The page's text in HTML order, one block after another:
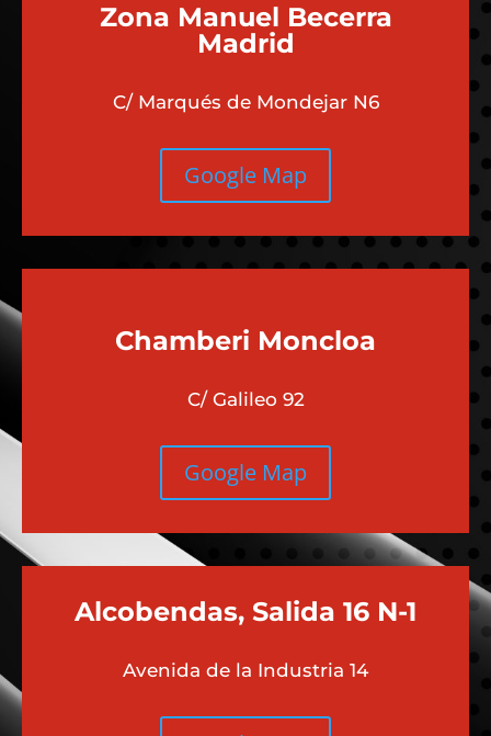
Zona Manuel Becerra
Madrid
C/ Marqués de Mondejar N6
Google Map
Chamberi Moncloa
C/ Galileo 92
Google Map
Alcobendas, Salida 16 N-1
Avenida de la Industria 14